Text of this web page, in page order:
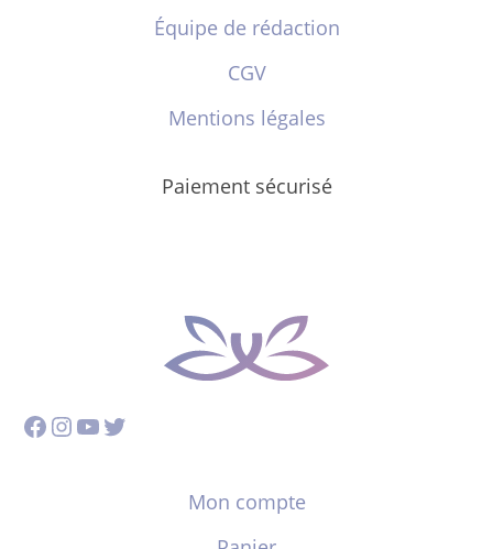
Équipe de rédaction
CGV
Mentions légales
Paiement sécurisé
Facebook
Instagram
YouTube
Twitter
Mon compte